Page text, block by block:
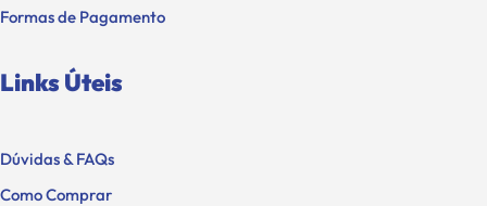
Formas de Pagamento
Links Úteis
Dúvidas & FAQs
Como Comprar